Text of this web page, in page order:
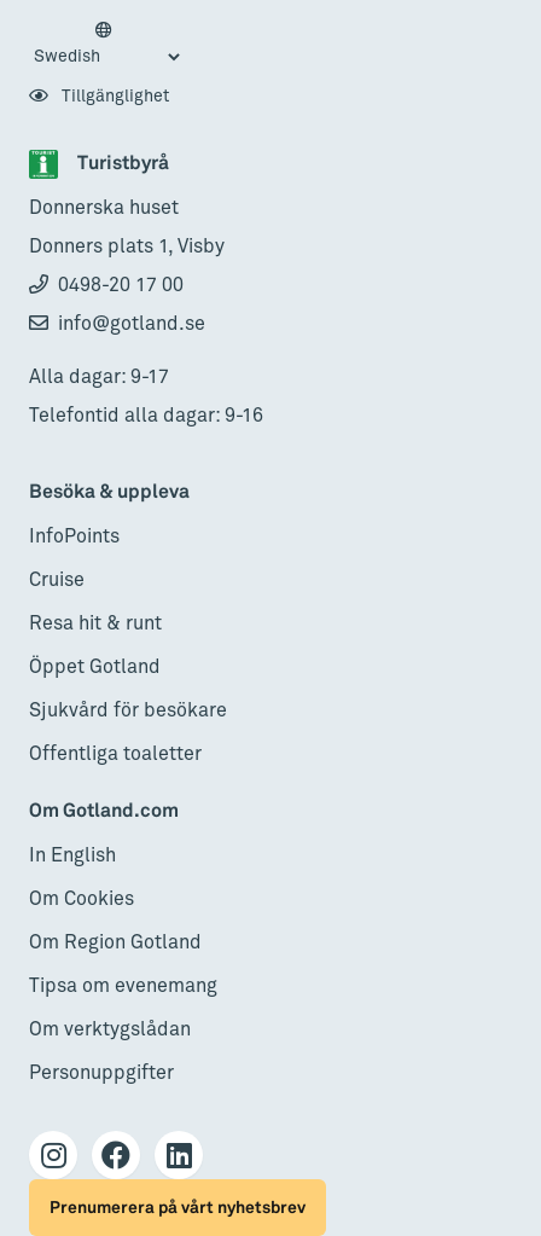
Turistbyrå
Donnerska huset
Donners plats 1, Visby
0498-20 17 00
info@gotland.se
Alla dagar: 9-17
Telefontid alla dagar: 9-16
Besöka & uppleva
InfoPoints
Cruise
Resa hit & runt
Öppet Gotland
Sjukvård för besökare
Offentliga toaletter
Om Gotland.com
In English
Om Cookies
Om Region Gotland
Tipsa om evenemang
Om verktygslådan
Personuppgifter
Tillgänglighet
Prenumerera på vårt nyhetsbrev